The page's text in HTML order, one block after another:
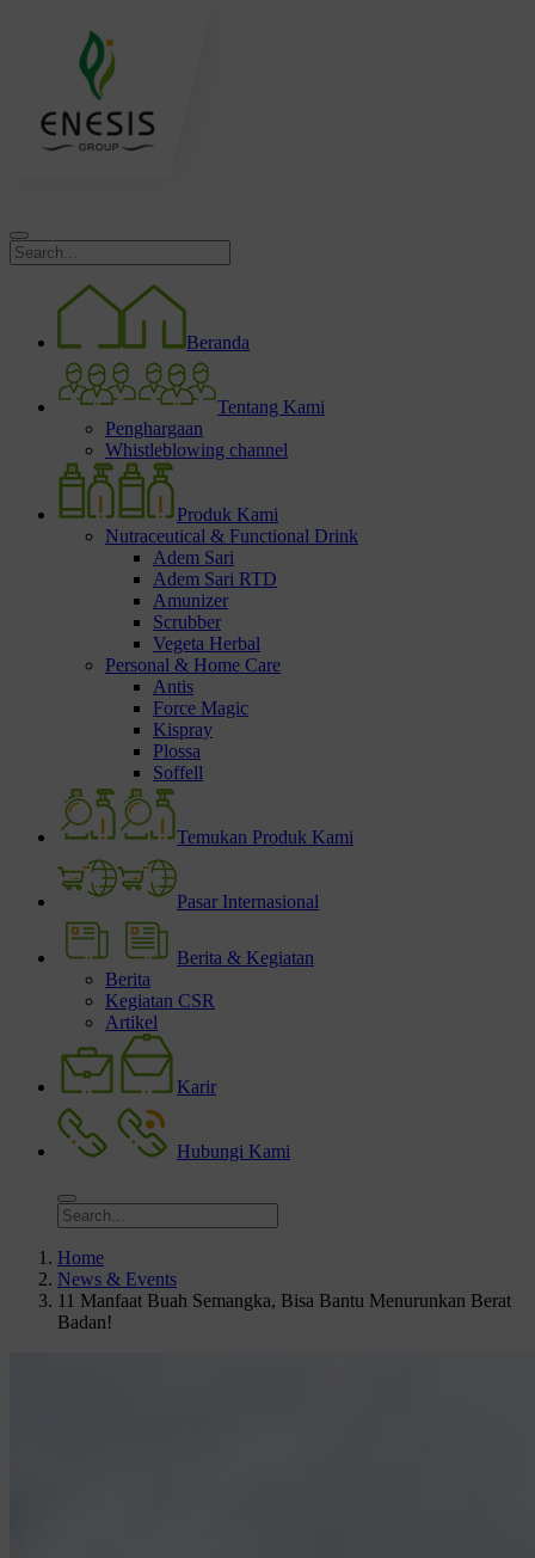
Beranda
Tentang Kami
Penghargaan
Whistleblowing channel
Produk Kami
Nutraceutical & Functional Drink
Adem Sari
Adem Sari RTD
Amunizer
Scrubber
Vegeta Herbal
Personal & Home Care
Antis
Force Magic
Kispray
Plossa
Soffell
Temukan Produk Kami
Pasar Internasional
Berita & Kegiatan
Berita
Kegiatan CSR
Artikel
Karir
Hubungi Kami
Home
News & Events
11 Manfaat Buah Semangka, Bisa Bantu Menurunkan Berat
Badan!